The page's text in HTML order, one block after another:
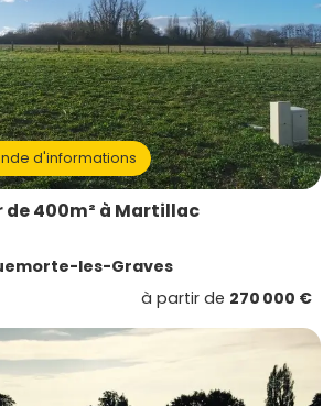
d'informations
400m² à Martillac
les-Graves
à partir de 270 000 €